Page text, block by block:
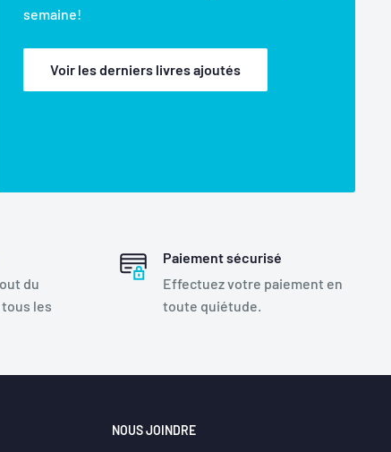
semaine!
Voir les derniers livres ajoutés
du
tous les
Paiement sécurisé
Effectuez votre paiement en
toute quiétude.
NOUS JOINDRE